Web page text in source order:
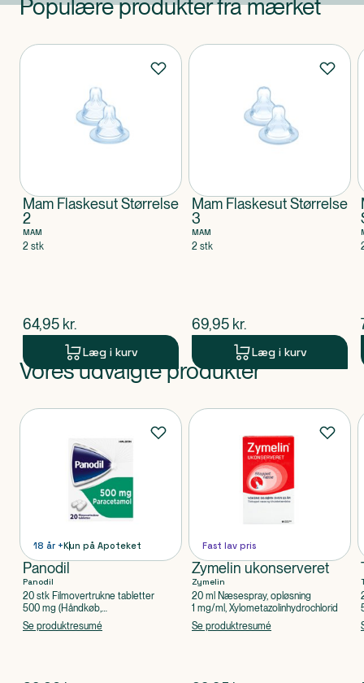
Populære produkter fra mærket
Produkter
Mam Flaskesut Størrelse
2
MAM
2 stk
$nuværende pris
64,95 kr.
Læg i kurv
Mam Flaskesut Størrelse
3
MAM
2 stk
$nuværende pris
69,95 kr.
Læg i kurv
Produkt 1 af 0
Vores udvalgte produkter
Produkter
18 år +Kun på Apoteket
Panodil
Panodil
20 stk Filmovertrukne tabletter
500 mg (Håndkøb,
apoteksforbeholdt), Paracetamol
Se produktresumé
Fast lav pris
Zymelin ukonserveret
Zymelin
20 ml Næsespray, opløsning
1 mg/ml, Xylometazolinhydrochlorid
Se produktresumé